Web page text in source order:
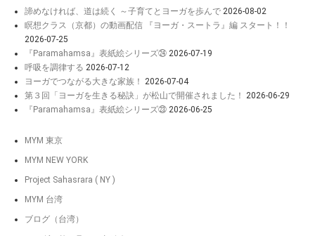
諦めなければ、道は続く ～子育てとヨーガを歩んで 2026-08-02
瞑想クラス（京都）の動画配信 『ヨーガ・スートラ』編 スタート！！
2026-07-25
『Paramahamsa』表紙絵シリーズ㉔ 2026-07-19
呼吸を調律する 2026-07-12
ヨーガでつながる大きな家族！ 2026-07-04
第３回「ヨーガを生きる秘訣」が松山で開催されました！ 2026-06-29
『Paramahamsa』表紙絵シリーズ㉓ 2026-06-25
MYM 東京
MYM NEW YORK
Project Sahasrara ( NY )
MYM 台湾
ブログ（台湾）